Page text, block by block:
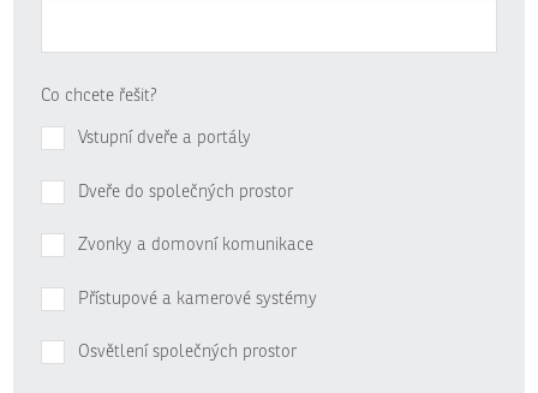
Co chcete řešit?
Vstupní dveře a portály
Dveře do společných prostor
Zvonky a domovní komunikace
Přístupové a kamerové systémy
Osvětlení společných prostor